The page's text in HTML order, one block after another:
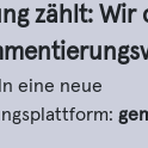
zählt: Wir
eine neue